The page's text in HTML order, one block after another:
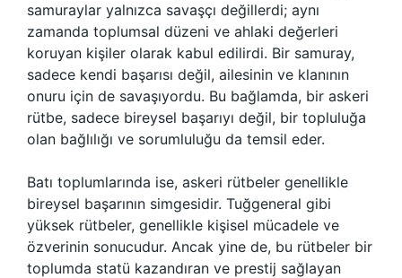
samuraylar yalnızca savaşçı değillerdi; aynı
zamanda toplumsal düzeni ve ahlaki değerleri
koruyan kişiler olarak kabul edilirdi. Bir samuray,
sadece kendi başarısı değil, ailesinin ve klanının
onuru için de savaşıyordu. Bu bağlamda, bir askeri
rütbe, sadece bireysel başarıyı değil, bir topluluğa
olan bağlılığı ve sorumluluğu da temsil eder.
Batı toplumlarında ise, askeri rütbeler genellikle
bireysel başarının simgesidir. Tuğgeneral gibi
yüksek rütbeler, genellikle kişisel mücadele ve
özverinin sonucudur. Ancak yine de, bu rütbeler bir
toplumda statü kazandıran ve prestij sağlayan